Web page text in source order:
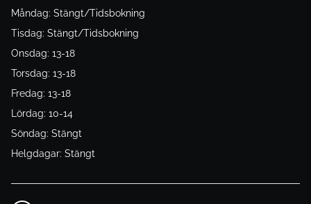
Måndag: Stängt/Tidsbokning
Tisdag: Stängt/Tidsbokning
Onsdag: 13-18
Torsdag: 13-18
Fredag: 13-18
Lördag: 10-14
Söndag: Stängt
Helgdagar: Stängt